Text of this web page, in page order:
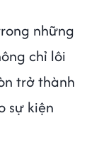
những
chỉ lôi
trở thành
sự kiện